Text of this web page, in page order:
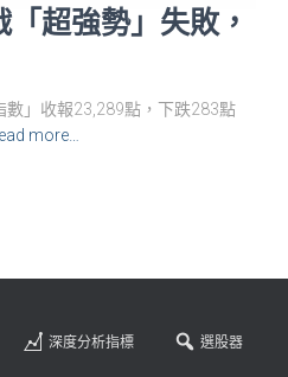
「超強勢」失敗，
」收報23,289點，下跌283點
more…
深度分析指標 選股器